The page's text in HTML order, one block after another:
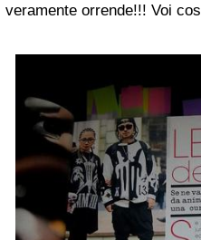
veramente orrende!!! Voi